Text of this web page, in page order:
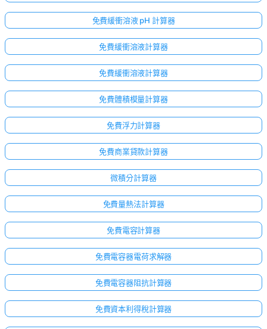
免費緩衝溶液 pH 計算器
免費緩衝溶液計算器
免費緩衝溶液計算器
免費體積模量計算器
免費浮力計算器
免費商業貸款計算器
微積分計算器
免費量熱法計算器
免費電容計算器
免費電容器電荷求解器
免費電容器阻抗計算器
免費資本利得稅計算器